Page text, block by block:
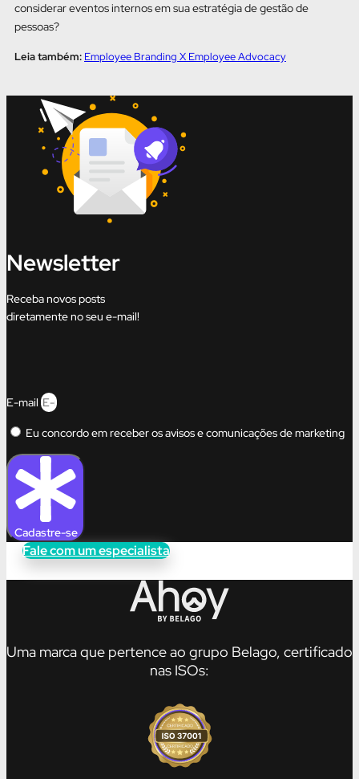
considerar eventos internos em sua estratégia de gestão de
pessoas?
Leia também: Employee Branding X Employee Advocacy
Newsletter
Receba novos posts
diretamente no seu e-mail!
E-mail
Eu concordo em receber os avisos e comunicações de marketing
Cadastre-se
Fale com um especialista
Uma marca que pertence ao grupo Belago, certificado
nas ISOs: